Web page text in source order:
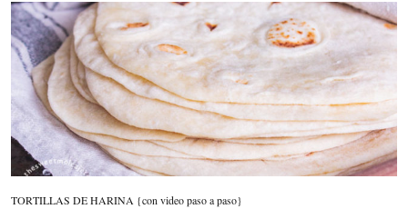
TORTILLAS DE HARINA {con video paso a paso}